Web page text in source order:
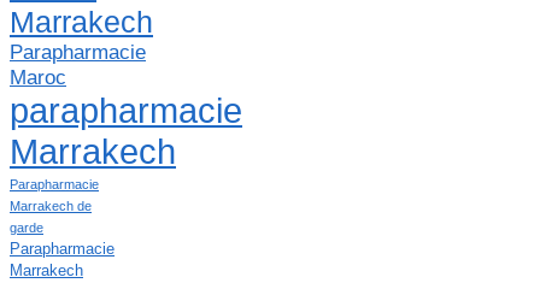
Marrakech
Parapharmacie
Maroc
parapharmacie
Marrakech
Parapharmacie
Marrakech de
garde
Parapharmacie
Marrakech